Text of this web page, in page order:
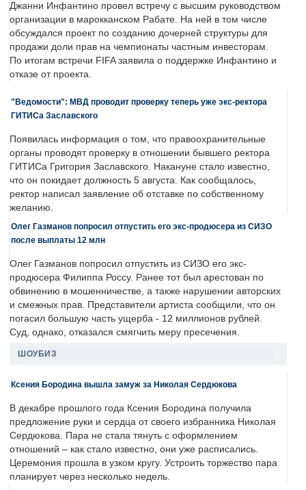
Джанни Инфантино провел встречу с высшим руководством
организации в марокканском Рабате. На ней в том числе
обсуждался проект по созданию дочерней структуры для
продажи доли прав на чемпионаты частным инвесторам.
По итогам встречи FIFA заявила о поддержке Инфантино и
отказе от проекта.
"Ведомости": МВД проводит проверку теперь уже экс-ректора
ГИТИСа Заславского
Появилась информация о том, что правоохранительные
органы проводят проверку в отношении бывшего ректора
ГИТИСа Григория Заславского. Накануне стало известно,
что он покидает должность 5 августа. Как сообщалось,
ректор написал заявление об отставке по собственному
желанию.
Олег Газманов попросил отпустить его экс-продюсера из СИЗО
после выплаты 12 млн
Олег Газманов попросил отпустить из СИЗО его экс-
продюсера Филиппа Россу. Ранее тот был арестован по
обвинению в мошенничестве, а также нарушении авторских
и смежных прав. Представители артиста сообщили, что он
погасил большую часть ущерба - 12 миллионов рублей.
Суд, однако, отказался смягчить меру пресечения.
ШОУБИЗ
Ксения Бородина вышла замуж за Николая Сердюкова
В декабре прошлого года Ксения Бородина получила
предложение руки и сердца от своего избранника Николая
Сердюкова. Пара не стала тянуть с оформлением
отношений – как стало известно, они уже расписались.
Церемония прошла в узком кругу. Устроить торжество пара
планирует через несколько недель.